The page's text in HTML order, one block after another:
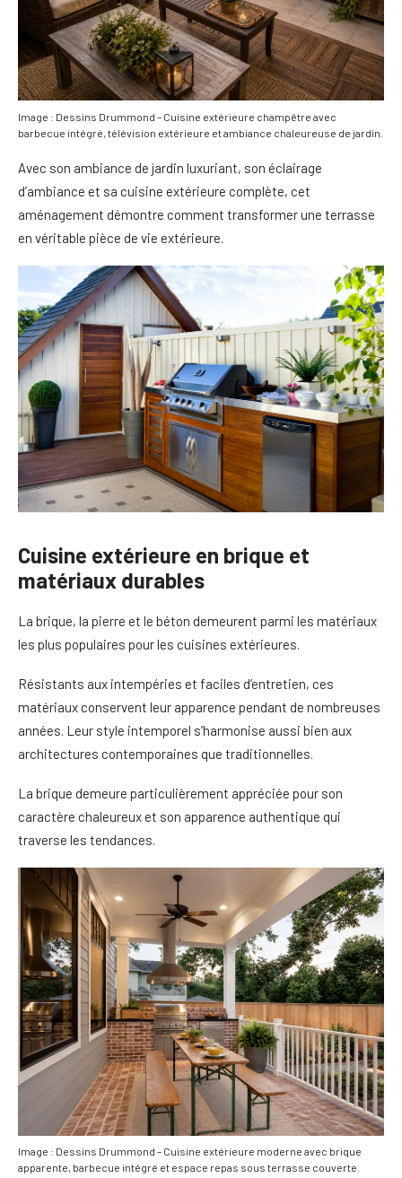
Image : Dessins Drummond – Cuisine extérieure champêtre avec
barbecue intégré, télévision extérieure et ambiance chaleureuse de jardin.
Avec son ambiance de jardin luxuriant, son éclairage
d’ambiance et sa cuisine extérieure complète, cet
aménagement démontre comment transformer une terrasse
en véritable pièce de vie extérieure.
Cuisine extérieure en brique et
matériaux durables
La brique, la pierre et le béton demeurent parmi les matériaux
les plus populaires pour les cuisines extérieures.
Résistants aux intempéries et faciles d’entretien, ces
matériaux conservent leur apparence pendant de nombreuses
années. Leur style intemporel s’harmonise aussi bien aux
architectures contemporaines que traditionnelles.
La brique demeure particulièrement appréciée pour son
caractère chaleureux et son apparence authentique qui
traverse les tendances.
Image : Dessins Drummond – Cuisine extérieure moderne avec brique
apparente, barbecue intégré et espace repas sous terrasse couverte.